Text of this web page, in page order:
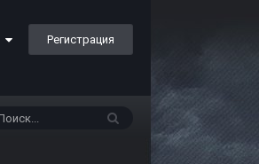
Регистрация